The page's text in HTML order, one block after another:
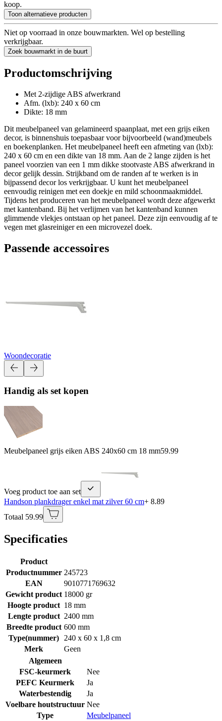
koop.
Toon alternatieve producten
Niet op voorraad in onze bouwmarkten. Wel op bestelling
verkrijgbaar.
Zoek bouwmarkt in de buurt
Productomschrijving
Met 2-zijdige ABS afwerkrand
Afm. (lxb): 240 x 60 cm
Dikte: 18 mm
Dit meubelpaneel van gelamineerd spaanplaat, met een grijs eiken
decor, is binnenshuis toepasbaar voor bijvoorbeeld (wand)meubels
en boekenplanken. Het meubelpaneel heeft een afmeting van (lxb):
240 x 60 cm en een dikte van 18 mm. Aan de 2 lange zijden is het
paneel voorzien van een 1 mm dikke stootvaste ABS afwerkrand in
decor gelijk dessin. Strijkband om de randen af te werken is in
bijpassend decor los verkrijgbaar. U kunt het meubelpaneel
eenvoudig reinigen met een doekje en mild schoonmaakmiddel.
Tijdens het produceren van het meubelpaneel wordt deze afgewerkt
met kantenband. Bij het verlijmen van het kantenband kunnen
glimmende vlekjes ontstaan op het paneel. Deze zijn eenvoudig af te
vegen met glasreiniger en een microvezel doek.
Passende accessoires
Woondecoratie
Handig als set kopen
Meubelpaneel grijs eiken ABS 240x60 cm 18 mm59.99
Voeg product toe aan set
Handson plankdrager enkel mat zilver 60 cm+ 8.89
Totaal 59.99
Specificaties
Product
Productnummer 245723
EAN
9010771769632
Gewicht product 18000 gr
Hoogte product 18 mm
Lengte product 2400 mm
Breedte product 600 mm
Type(nummer)
240 x 60 x 1,8 cm
Merk
Geen
Algemeen
FSC-keurmerk
Nee
PEFC Keurmerk
Ja
Waterbestendig
Ja
Voelbare houtstructuur Nee
Type
Meubelpaneel